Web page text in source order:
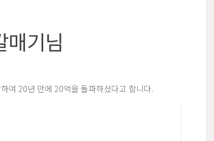
매기님
여 20년 만에 20억을 돌파하셨다고 합니다.